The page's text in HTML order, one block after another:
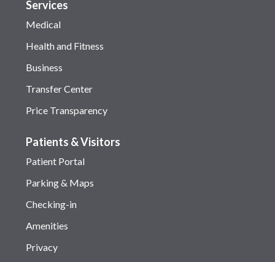
Services
Medical
Health and Fitness
Business
Transfer Center
Price Transparency
Patients & Visitors
Patient Portal
Parking & Maps
Checking-in
Amenities
Privacy